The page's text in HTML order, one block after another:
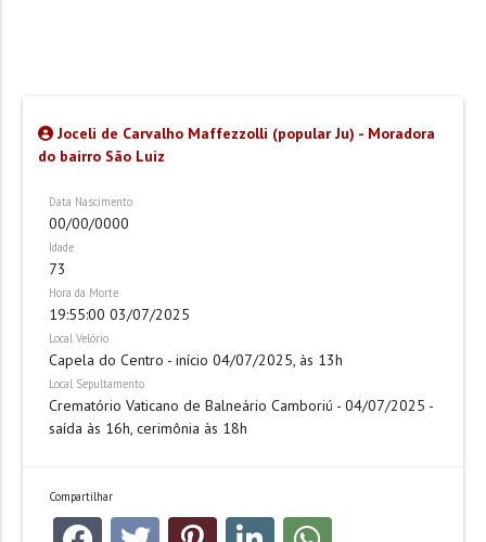
Joceli de Carvalho Maffezzolli (popular Ju) - Moradora
do bairro São Luiz
Data Nascimento
00/00/0000
Idade
73
Hora da Morte
19:55:00 03/07/2025
Local Velório
Capela do Centro - início 04/07/2025, às 13h
Local Sepultamento
Crematório Vaticano de Balneário Camboriú - 04/07/2025 -
saída às 16h, cerimônia às 18h
Compartilhar